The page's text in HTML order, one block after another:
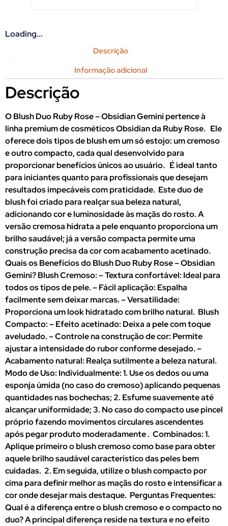
Loading...
Descrição
Informação adicional
Descrição
O Blush Duo Ruby Rose – Obsidian Gemini pertence à
linha premium de cosméticos Obsidian da Ruby Rose. Ele
oferece dois tipos de blush em um só estojo: um cremoso
e outro compacto, cada qual desenvolvido para
proporcionar benefícios únicos ao usuário. É ideal tanto
para iniciantes quanto para profissionais que desejam
resultados impecáveis com praticidade. Este duo de
blush foi criado para realçar sua beleza natural,
adicionando cor e luminosidade às maçãs do rosto. A
versão cremosa hidrata a pele enquanto proporciona um
brilho saudável; já a versão compacta permite uma
construção precisa da cor com acabamento acetinado.
Quais os Benefícios do Blush Duo Ruby Rose – Obsidian
Gemini? Blush Cremoso: – Textura confortável: Ideal para
todos os tipos de pele. – Fácil aplicação: Espalha
facilmente sem deixar marcas. – Versatilidade:
Proporciona um look hidratado com brilho natural. Blush
Compacto: – Efeito acetinado: Deixa a pele com toque
aveludado. – Controle na construção de cor: Permite
ajustar a intensidade do rubor conforme desejado. –
Acabamento natural: Realça sutilmente a beleza natural.
Modo de Uso: Individualmente: 1. Use os dedos ou uma
esponja úmida (no caso do cremoso) aplicando pequenas
quantidades nas bochechas; 2. Esfume suavemente até
alcançar uniformidade; 3. No caso do compacto use pincel
próprio fazendo movimentos circulares ascendentes
após pegar produto moderadamente . Combinados: 1.
Aplique primeiro o blush cremoso como base para obter
aquele brilho saudável característico das peles bem
cuidadas. 2. Em seguida, utilize o blush compacto por
cima para definir melhor as maçãs do rosto e intensificar a
cor onde desejar mais destaque. Perguntas Frequentes:
Qual é a diferença entre o blush cremoso e o compacto no
duo? A principal diferença reside na textura e no efeito